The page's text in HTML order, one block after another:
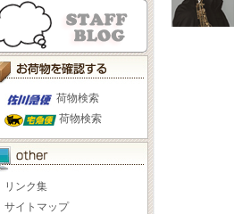
荷物検索
荷物検索
リンク集
サイトマップ